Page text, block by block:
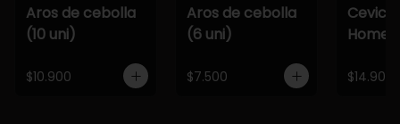
Aros de cebolla
(10 uni)
$10.900
Aros de cebolla
(6 uni)
$7.500
Home
$14.900